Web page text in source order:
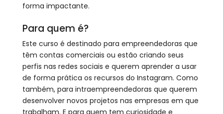
forma impactante.
Para quem é?
Este curso é destinado para empreendedoras que
têm contas comerciais ou estão criando seus
perfis nas redes sociais e querem aprender a usar
de forma prática os recursos do Instagram. Como
também, para intraempreendedoras que querem
desenvolver novos projetos nas empresas em que
trabalham. E para quem tem curiosidade e